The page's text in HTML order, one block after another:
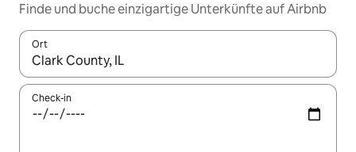
Finde und buche einzigartige Unterkünfte auf Airbnb
Ort
Wenn Ergebnisse verfügbar sind, navigiere mit den
Check-in